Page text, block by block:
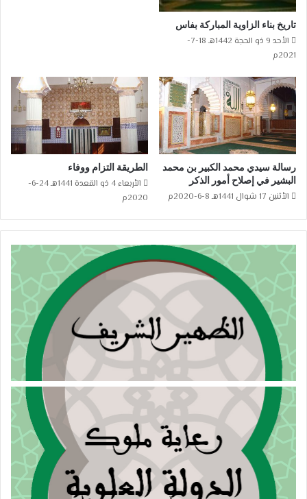
تاريخ بناء الزاوية المباركة بفاس
الأحد 9 ذو الحجة 1442هـ 18-7-
2021م
رسالة سيدي محمد الكبير بن محمد
البشير في إصلاح أمور الذكر
الأثنين 17 شوال 1441هـ 8-6-2020م
الطريقة التزام ووفاء
الأربعاء 4 ذو القعدة 1441هـ 24-6-
2020م